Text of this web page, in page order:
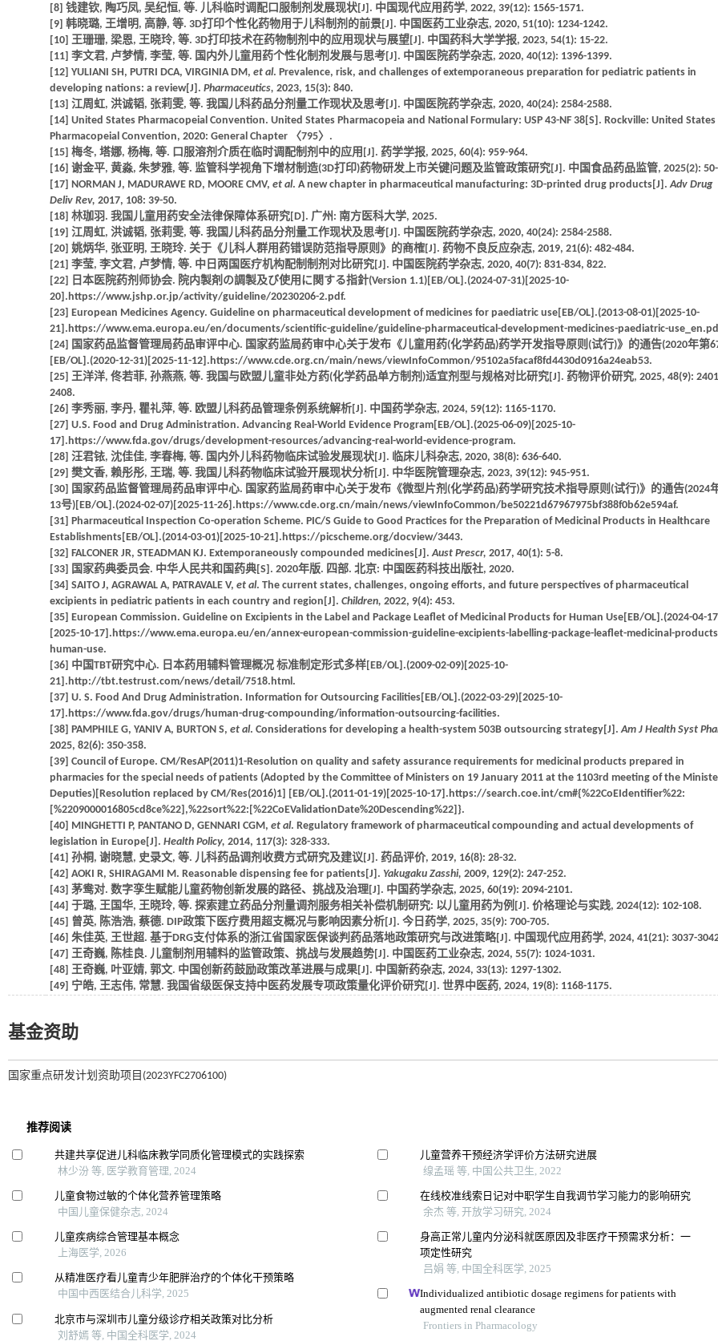
[8] 钱建钦, 陶巧凤, 吴纪恒, 等. 儿科临时调配口服制剂发展现状[J]. 中国现代应用药学, 2022, 39(12): 1565-1571.
[9] 韩晓璐, 王增明, 高静, 等. 3D打印个性化药物用于儿科制剂的前景[J]. 中国医药工业杂志, 2020, 51(10): 1234-1242.
[10] 王珊珊, 梁恩, 王晓玲, 等. 3D打印技术在药物制剂中的应用现状与展望[J]. 中国药科大学学报, 2023, 54(1): 15-22.
[11] 李文君, 卢梦情, 李莹, 等. 国内外儿童用药个性化制剂发展与思考[J]. 中国医院药学杂志, 2020, 40(12): 1396-1399.
[12] YULIANI SH, PUTRI DCA, VIRGINIA DM, et al. Prevalence, risk, and challenges of extemporaneous preparation for pediatric patients in
developing nations: a review[J]. Pharmaceutics, 2023, 15(3): 840.
[13] 江周虹, 洪诚韬, 张莉雯, 等. 我国儿科药品分剂量工作现状及思考[J]. 中国医院药学杂志, 2020, 40(24): 2584-2588.
[14] United States Pharmacopeial Convention. United States Pharmacopeia and National Formulary: USP 43-NF 38[S]. Rockville: United States
Pharmacopeial Convention, 2020: General Chapter 〈795〉.
[15] 梅冬, 塔娜, 杨梅, 等. 口服溶剂介质在临时调配制剂中的应用[J]. 药学学报, 2025, 60(4): 959-964.
[16] 谢金平, 黄淼, 朱梦雅, 等. 监管科学视角下增材制造(3D打印)药物研发上市关键问题及监管政策研究[J]. 中国食品药品监管, 2025(2):
[17] NORMAN J, MADURAWE RD, MOORE CMV, et al. A new chapter in pharmaceutical manufacturing: 3D-printed drug products[J].Adv Drug
Deliv Rev, 2017, 108: 39-50.
[18] 林珈羽. 我国儿童用药安全法律保障体系研究[D]. 广州: 南方医科大学, 2025.
[19] 江周虹, 洪诚韬, 张莉雯, 等. 我国儿科药品分剂量工作现状及思考[J]. 中国医院药学杂志, 2020, 40(24): 2584-2588.
[20] 姚炳华, 张亚明, 王晓玲. 关于《儿科人群用药错误防范指导原则》的商榷[J]. 药物不良反应杂志, 2019, 21(6): 482-484.
[21] 李莹, 李文君, 卢梦情, 等. 中日两国医疗机构配制制剂对比研究[J]. 中国医院药学杂志, 2020, 40(7): 831-834, 822.
[22] 日本医院药剂师协会. 院内製剤の調製及び使用に関する指針(Version 1.1)[EB/OL].(2024-07-31)[2025-10-
20].https://www.jshp.or.jp/activity/guideline/20230206-2.pdf.
[23] European Medicines Agency. Guideline on pharmaceutical development of medicines for paediatric use[EB/OL].(2013-08-01)[2025-10-
21].https://www.ema.europa.eu/en/documents/scientific-guideline/guideline-pharmaceutical-development-medicines-paediatric-
[24] 国家药品监督管理局药品审评中心. 国家药监局药审中心关于发布《儿童用药(化学药品)药学开发指导原则(试行)》的通告(2020年第
[EB/OL].(2020-12-31)[2025-11-12].https://www.cde.org.cn/main/news/viewInfoCommon/95102a5facaf8fd4430d0916a24eab53.
[25] 王洋洋, 佟若菲, 孙燕燕, 等. 我国与欧盟儿童非处方药(化学药品单方制剂)适宜剂型与规格对比研究[J]. 药物评价研究, 2025, 48(9):
2408.
[26] 李秀丽, 李丹, 瞿礼萍, 等. 欧盟儿科药品管理条例系统解析[J]. 中国药学杂志, 2024, 59(12): 1165-1170.
[27] U.S. Food and Drug Administration. Advancing Real-World Evidence Program[EB/OL].(2025-06-09)[2025-10-
17].https://www.fda.gov/drugs/development-resources/advancing-real-world-evidence-program.
[28] 汪君铱, 沈佳佳, 李春梅, 等. 国内外儿科药物临床试验发展现状[J]. 临床儿科杂志, 2020, 38(8): 636-640.
[29] 樊文香, 赖彤彤, 王瑞, 等. 我国儿科药物临床试验开展现状分析[J]. 中华医院管理杂志, 2023, 39(12): 945-951.
[30] 国家药品监督管理局药品审评中心. 国家药监局药审中心关于发布《微型片剂(化学药品)药学研究技术指导原则(试行)》的通告(2024
13号)[EB/OL].(2024-02-07)[2025-11-26].https://www.cde.org.cn/main/news/viewInfoCommon/be50221d67967975bf388f0b62e594af.
[31] Pharmaceutical Inspection Co-operation Scheme. PIC/S Guide to Good Practices for the Preparation of Medicinal Products in Healthcare
Establishments[EB/OL].(2014-03-01)[2025-10-21].https://picscheme.org/docview/3443.
[32] FALCONER JR, STEADMAN KJ. Extemporaneously compounded medicines[J].Aust Prescr, 2017, 40(1): 5-8.
[33] 国家药典委员会. 中华人民共和国药典[S]. 2020年版. 四部. 北京: 中国医药科技出版社, 2020.
[34] SAITO J, AGRAWAL A, PATRAVALE V, et al. The current states, challenges, ongoing efforts, and future perspectives of pharmaceutical
excipients in pediatric patients in each country and region[J]. Children, 2022, 9(4): 453.
[35] European Commission. Guideline on Excipients in the Label and Package Leaflet of Medicinal Products for Human Use[EB/OL].(2024-04-
[2025-10-17].https://www.ema.europa.eu/en/annex-european-commission-guideline-excipients-labelling-package-leaflet-medicinal-
human-use.
[36] 中国TBT研究中心. 日本药用辅料管理概况 标准制定形式多样[EB/OL].(2009-02-09)[2025-10-
21].http://tbt.testrust.com/news/detail/7518.html.
[37] U. S. Food And Drug Administration. Information for Outsourcing Facilities[EB/OL].(2022-03-29)[2025-10-
17].https://www.fda.gov/drugs/human-drug-compounding/information-outsourcing-facilities.
[38] PAMPHILE G, YANIV A, BURTON S, et al. Considerations for developing a health-system 503B outsourcing strategy[J].Am J Health Syst
2025, 82(6): 350-358.
[39] Council of Europe. CM/ResAP(2011)1-Resolution on quality and safety assurance requirements for medicinal products prepared in
pharmacies for the special needs of patients (Adopted by the Committee of Ministers on 19 January 2011 at the 1103rd meeting of the
Deputies)[Resolution replaced by CM/Res(2016)1] [EB/OL].(2011-01-19)[2025-10-17].https://search.coe.int/cm#{%22CoEIdentifier%22:
[%2209000016805cd8ce%22],%22sort%22:[%22CoEValidationDate%20Descending%22]}.
[40] MINGHETTI P, PANTANO D, GENNARI CGM, et al. Regulatory framework of pharmaceutical compounding and actual developments of
legislation in Europe[J]. Health Policy, 2014, 117(3): 328-333.
[41] 孙桐, 谢晓慧, 史录文, 等. 儿科药品调剂收费方式研究及建议[J]. 药品评价, 2019, 16(8): 28-32.
[42] AOKI R, SHIRAGAMI M. Reasonable dispensing fee for patients[J]. Yakugaku Zasshi, 2009, 129(2): 247-252.
[43] 茅鸯对. 数字孪生赋能儿童药物创新发展的路径、挑战及治理[J]. 中国药学杂志, 2025, 60(19): 2094-2101.
[44] 于璐, 王国华, 王晓玲, 等. 探索建立药品分剂量调剂服务相关补偿机制研究: 以儿童用药为例[J]. 价格理论与实践, 2024(12): 102-108.
[45] 曾英, 陈浩浩, 蔡德. DIP政策下医疗费用超支概况与影响因素分析[J]. 今日药学, 2025, 35(9): 700-705.
[46] 朱佳英, 王世超. 基于DRG支付体系的浙江省国家医保谈判药品落地政策研究与改进策略[J]. 中国现代应用药学, 2024, 41(21): 3037-
[47] 王奇巍, 陈桂良. 儿童制剂用辅料的监管政策、挑战与发展趋势[J]. 中国医药工业杂志, 2024, 55(7): 1024-1031.
[48] 王奇巍, 叶亚婧, 郭文. 中国创新药鼓励政策改革进展与成果[J]. 中国新药杂志, 2024, 33(13): 1297-1302.
[49] 宁皓, 王志伟, 常慧. 我国省级医保支持中医药发展专项政策量化评价研究[J]. 世界中医药, 2024, 19(8): 1168-1175.
基金资助
国家重点研发计划资助项目(2023YFC2706100)